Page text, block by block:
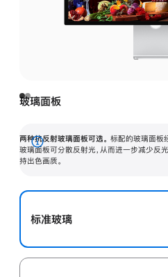
玻璃面板
两种抗反射玻璃面板可选。 标配的玻璃面板
玻璃面板可分散反射光，从而进一步减少反
持出色画质。
展
开
标准玻璃